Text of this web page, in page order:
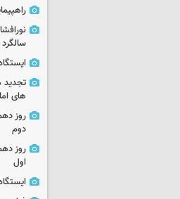
تجدید
های
روز
دوم
روز
اول